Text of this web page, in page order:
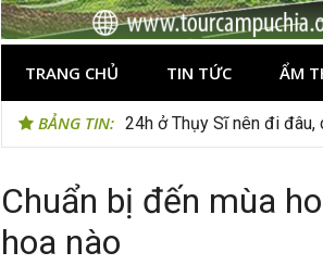
TRANG CHỦ TIN TỨC ẨM
BẢNG TIN: 24h ở Thụy Sĩ nên đi đâu,
Chuẩn bị đến mùa
hoa nào